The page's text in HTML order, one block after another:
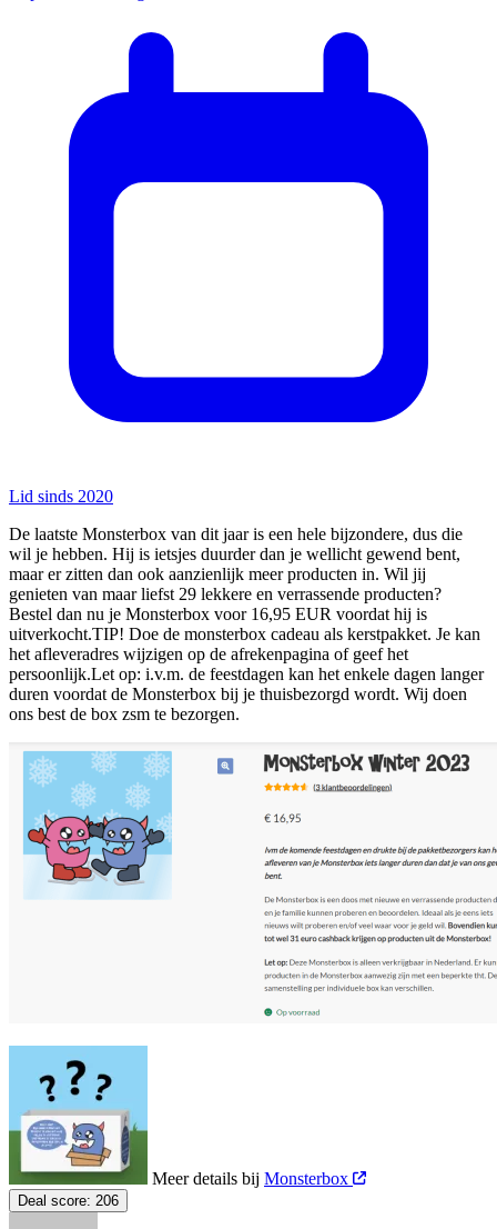
Lid sinds 2020
De laatste Monsterbox van dit jaar is een hele bijzondere, dus die
wil je hebben. Hij is ietsjes duurder dan je wellicht gewend bent,
maar er zitten dan ook aanzienlijk meer producten in. Wil jij
genieten van maar liefst 29 lekkere en verrassende producten?
Bestel dan nu je Monsterbox voor 16,95 EUR voordat hij is
uitverkocht.TIP! Doe de monsterbox cadeau als kerstpakket. Je kan
het afleveradres wijzigen op de afrekenpagina of geef het
persoonlijk.Let op: i.v.m. de feestdagen kan het enkele dagen langer
duren voordat de Monsterbox bij je thuisbezorgd wordt. Wij doen
ons best de box zsm te bezorgen.
Meer details bij Monsterbox
Deal score: 206